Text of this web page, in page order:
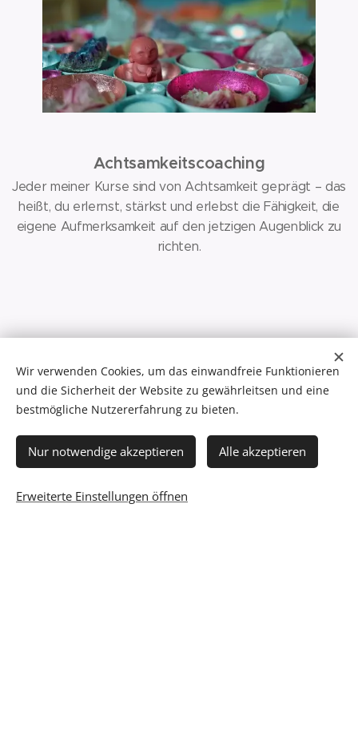
Achtsamkeitscoaching
Jeder meiner Kurse sind von Achtsamkeit geprägt – das
heißt, du erlernst, stärkst und erlebst die Fähigkeit, die
eigene Aufmerksamkeit auf den jetzigen Augenblick zu
richten.
Waldbaden
BreathWalk®
Wir verwenden Cookies, um das einwandfreie Funktionieren
und die Sicherheit der Website zu gewährleitsen und eine
bestmögliche Nutzererfahrung zu bieten.
Nur notwendige akzeptieren Alle akzeptieren
Erweiterte Einstellungen öffnen